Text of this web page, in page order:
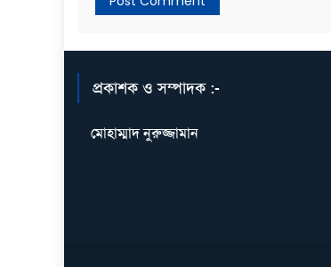
প্রকাশক ও সম্পাদক :-
মোহাম্মাদ নুরুজ্জামান